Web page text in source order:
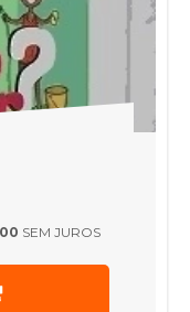
SEM JUROS